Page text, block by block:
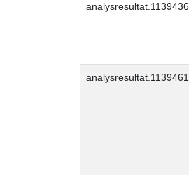
analysresultat.1139436
analysresultat.1139461